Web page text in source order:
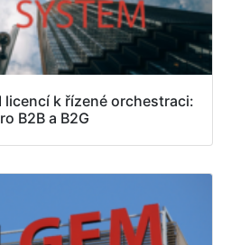
licencí k řízené orchestraci:
B2B a B2G